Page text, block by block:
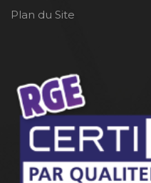
Plan du Site